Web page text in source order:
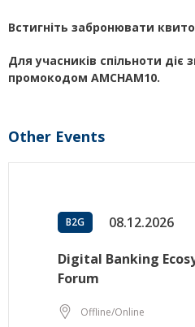
Встигніть забронювати
Для учасників спільноти діє
промокодом AMCHAM10.
Other Events
B2G 08.12.2026
Digital Banking
Forum
Offline/Online